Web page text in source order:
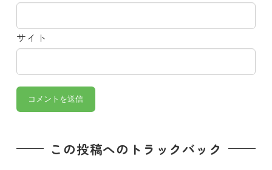
サイト
この投稿へのトラックバック